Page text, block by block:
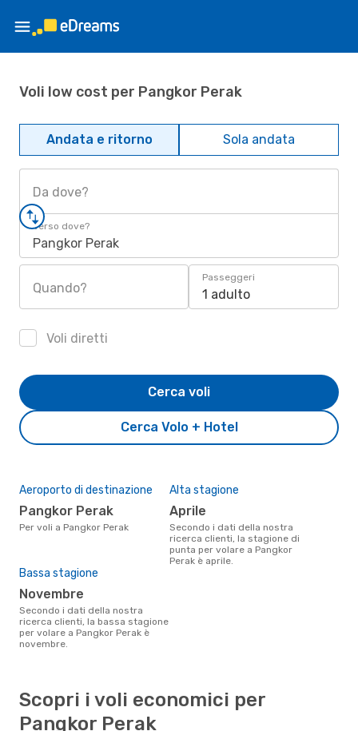
Voli low cost per Pangkor Perak
Andata e ritorno Sola andata
Da dove?
Verso dove?
Pangkor Perak
Quando?
Passeggeri
1 adulto
Voli diretti
Cerca Volo + Hotel
Cerca voli
Aeroporto di destinazione
Pangkor Perak
Per voli a Pangkor Perak
Alta stagione
aprile
Secondo i dati della nostra
ricerca clienti, la stagione di
punta per volare a Pangkor
Perak è aprile.
Bassa stagione
novembre
Secondo i dati della nostra
ricerca clienti, la bassa stagione
per volare a Pangkor Perak è
novembre.
Scopri i voli economici per
Pangkor Perak